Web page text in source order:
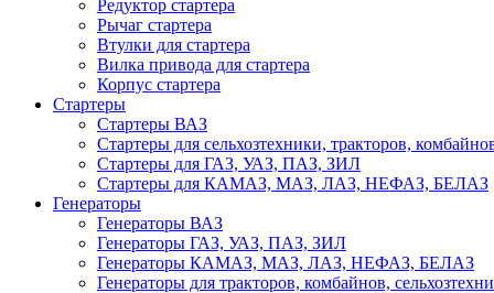
Редуктор стартера
Рычаг стартера
Втулки для стартера
Вилка привода для стартера
Корпус стартера
Стартеры
Стартеры ВАЗ
Стартеры для сельхозтехники, тракторов,
Стартеры для ГАЗ, УАЗ, ПАЗ, ЗИЛ
Стартеры для КАМАЗ, МАЗ, ЛАЗ, НЕФАЗ, БЕЛАЗ
Генераторы
Генераторы ВАЗ
Генераторы ГАЗ, УАЗ, ПАЗ, ЗИЛ
Генераторы КАМАЗ, МАЗ, ЛАЗ, НЕФАЗ, БЕЛАЗ
Генераторы для тракторов, комбайнов,